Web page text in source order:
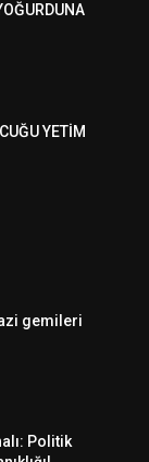
YETİM
gemileri
Politik